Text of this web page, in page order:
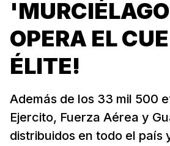
OPERA EL
ÉLITE!
Además de los 33 mil 500
Ejercito, Fuerza Aérea y
distribuidos en todo el país